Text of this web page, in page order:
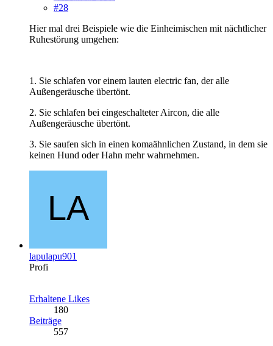
#28
Hier mal drei Beispiele wie die Einheimischen mit nächtlicher
Ruhestörung umgehen:
1. Sie schlafen vor einem lauten electric fan, der alle
Außengeräusche übertönt.
2. Sie schlafen bei eingeschalteter Aircon, die alle
Außengeräusche übertönt.
3. Sie saufen sich in einen komaähnlichen Zustand, in dem sie
keinen Hund oder Hahn mehr wahrnehmen.
lapulapu901
Profi
Erhaltene Likes
180
Beiträge
557